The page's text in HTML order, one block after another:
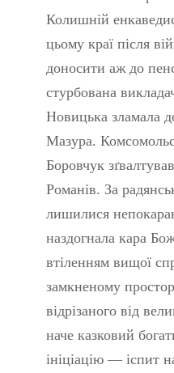
Колишній
цьому краї після
доносити аж до
стурбована
Новицька зламала
Мазура.
Боровчук
Романів. За
лишилися
наздогнала кара
втіленням вищої
замкненому
відрізаного від
наче казковий
ініціацію — іспит